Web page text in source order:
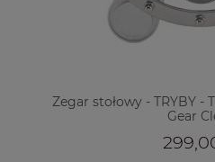
Zegar stołowy - TRYBY -
Gear